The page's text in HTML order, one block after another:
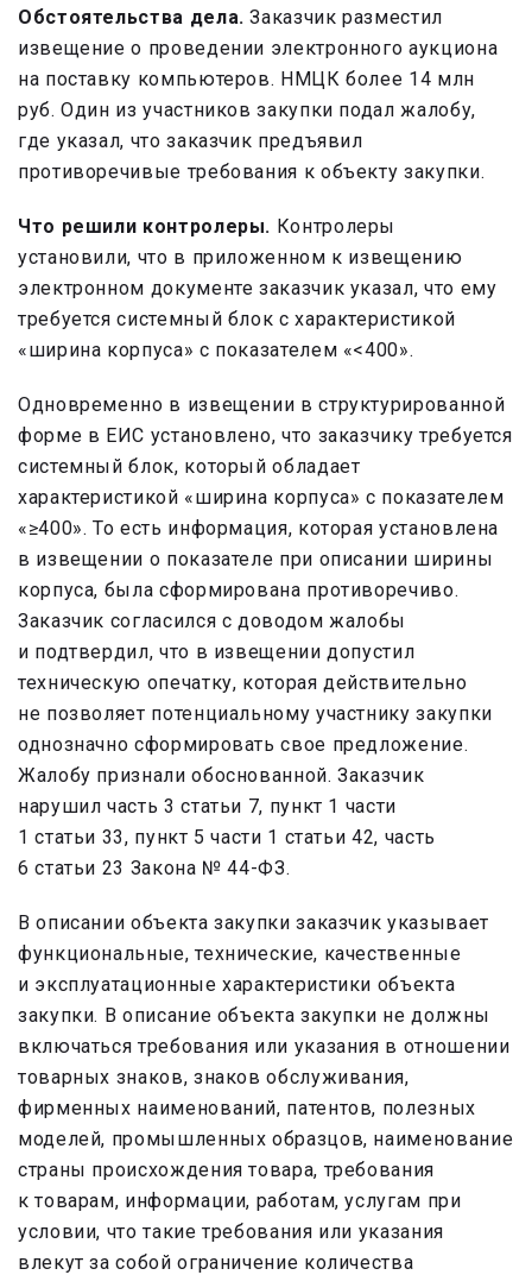
Обстоятельства дела. Заказчик разместил
извещение о проведении электронного аукциона
на поставку компьютеров. НМЦК более 14 млн
руб. Один из участников закупки подал жалобу,
где указал, что заказчик предъявил
противоречивые требования к объекту закупки.
Что решили контролеры. Контролеры
установили, что в приложенном к извещению
электронном документе заказчик указал, что ему
требуется системный блок с характеристикой
«ширина корпуса» с показателем «<400».
Одновременно в извещении в структурированной
форме в ЕИС установлено, что заказчику требуется
системный блок, который обладает
характеристикой «ширина корпуса» с показателем
«≥400». То есть информация, которая установлена
в извещении о показателе при описании ширины
корпуса, была сформирована противоречиво.
Заказчик согласился с доводом жалобы
и подтвердил, что в извещении допустил
техническую опечатку, которая действительно
не позволяет потенциальному участнику закупки
однозначно сформировать свое предложение.
Жалобу признали обоснованной. Заказчик
нарушил часть 3 статьи 7, пункт 1 части
1 статьи 33, пункт 5 части 1 статьи 42, часть
6 статьи 23 Закона № 44-ФЗ.
В описании объекта закупки заказчик указывает
функциональные, технические, качественные
и эксплуатационные характеристики объекта
закупки. В описание объекта закупки не должны
включаться требования или указания в отношении
товарных знаков, знаков обслуживания,
фирменных наименований, патентов, полезных
моделей, промышленных образцов, наименование
страны происхождения товара, требования
к товарам, информации, работам, услугам при
условии, что такие требования или указания
влекут за собой ограничение количества